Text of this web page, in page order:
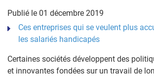
Publié le 01 décembre 2019
Ces entreprises qui se veulent plus
les salariés handicapés
Certaines sociétés développent des
et innovantes fondées sur un travail de